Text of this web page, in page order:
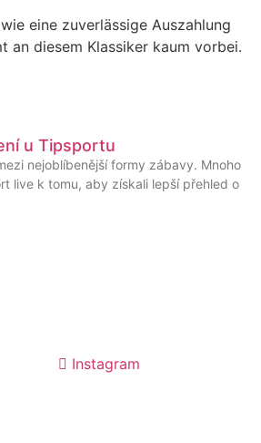
eine zuverlässige Auszahlung
an diesem Klassiker kaum vorbei.
u Tipsportu
nejoblíbenější formy zábavy. Mnoho
live k tomu, aby získali lepší přehled o
Instagram